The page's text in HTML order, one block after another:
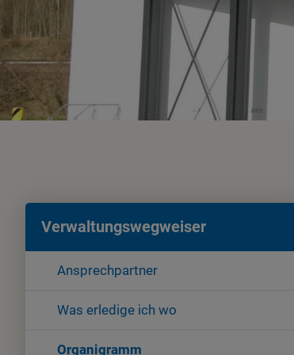
Verwaltungswegweiser
Ansprechpartner
Was erledige ich wo
Organigramm